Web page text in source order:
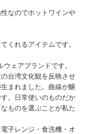
なのでホットワインや
くれるアイテムです。
ェアブランドです。
台湾文化観を反映させ
まれました。曲線が醸
。日常使いのものだか
ものを選ぶことが私た
子レンジ・食洗機・オ